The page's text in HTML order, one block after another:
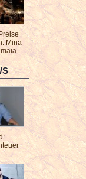
Mina